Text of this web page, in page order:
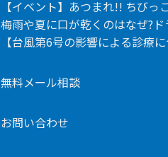
【イベント】あつまれ!! ちびっ
梅雨や夏に口が乾くのはなぜ?
【台風第6号の影響による診療
無料メール相談
お問い合わせ